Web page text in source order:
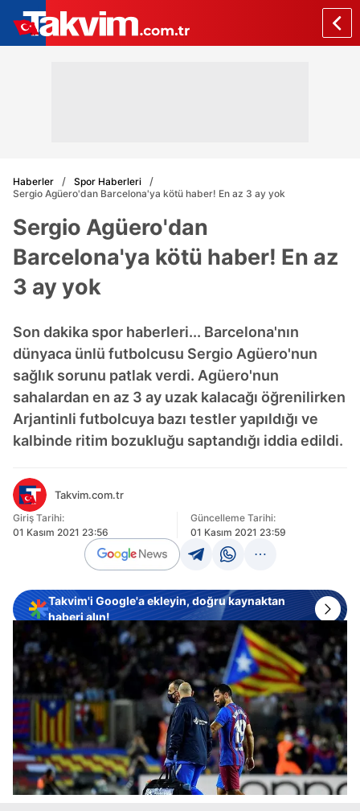
Haberler
Spor Haberleri
Sergio Agüero'dan Barcelona'ya kötü haber! En az 3 ay yok
Sergio Agüero'dan
Barcelona'ya kötü haber! En az
3 ay yok
Son dakika spor haberleri... Barcelona'nın
dünyaca ünlü futbolcusu Sergio Agüero'nun
sağlık sorunu patlak verdi. Agüero'nun
sahalardan en az 3 ay uzak kalacağı öğrenilirken
Arjantinli futbolcuya bazı testler yapıldığı ve
kalbinde ritim bozukluğu saptandığı iddia edildi.
Takvim.com.tr
Giriş Tarihi:
01 Kasım 2021 23:56
Güncelleme Tarihi:
01 Kasım 2021 23:59
Takvim'i Google'a ekleyin, doğru kaynaktan
haberi alın!